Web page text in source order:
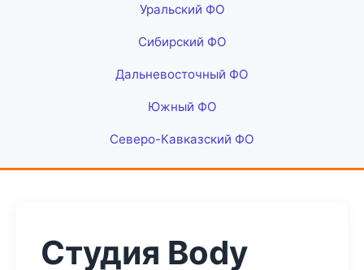
Уральский ФО
Сибирский ФО
Дальневосточный ФО
Южный ФО
Северо-Кавказский ФО
Студия Body